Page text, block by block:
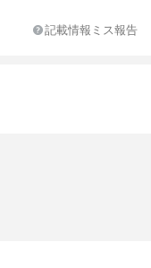
記載情報ミス報告